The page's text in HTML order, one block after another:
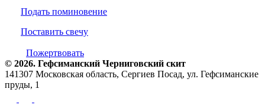
Подать поминовение
Поставить свечу
Пожертвовать
© 2026. Гефсиманский Черниговский cкит
141307 Московская область, Сергиев Посад, ул. Гефсиманские
пруды, 1